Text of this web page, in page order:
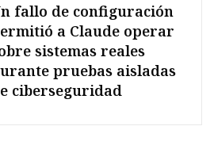
fallo de configuración
a Claude operar
sistemas reales
pruebas aisladas
ciberseguridad